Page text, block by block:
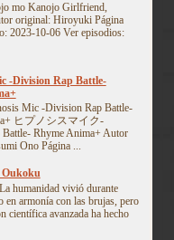
mo Kanojo Girlfriend,
original: Hiroyuki Página
2023-10-06 Ver episodios:
-Division Rap Battle-
Mic -Division Rap Battle-
ヒプノシスマイク-
Rhyme Anima+ Autor
Ono Página ...
Oukoku
humanidad vivió durante
en armonía con las brujas, pero
científica avanzada ha hecho